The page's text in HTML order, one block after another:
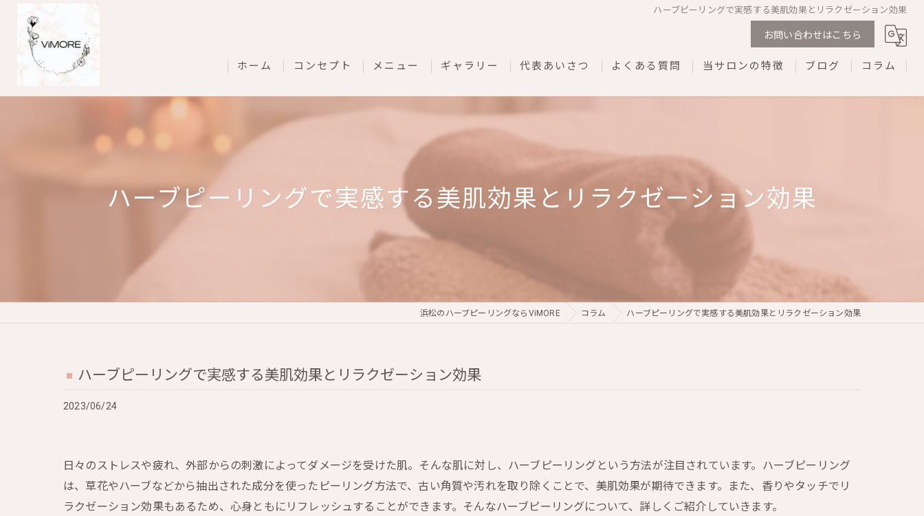
ハーブピーリングで実感する美肌効果とリラクゼーション効果
お問い合わせはこちら
ホーム コンセプト メニュー ギャラリー 代表あいさつ よくある質問 当サロンの特徴
REVI
プライベートサロン
ブログ コラム
ハーブピーリングで実感する美肌効果とリラクゼーション効果
浜松のハーブピーリングならViMORE コラム ハーブピーリングで実感する美肌効果とリラクゼーション効果
ハーブピーリングで実感する美肌効果とリラクゼーション効果
2023/06/24
日々のストレスや疲れ、外部からの刺激によってダメージを受けた肌。そんな肌に対し、ハーブピーリングという方法が注目されています。ハーブピーリング
は、草花やハーブなどから抽出された成分を使ったピーリング方法で、古い角質や汚れを取り除くことで、美肌効果が期待できます。また、香りやタッチでリ
ラクゼーション効果もあるため、心身ともにリフレッシュすることができます。そんなハーブピーリングについて、詳しくご紹介していきます。